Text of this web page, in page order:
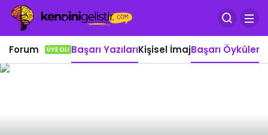
Forum ÜYE OL! Başarı YazılarıKişisel İmajBaşarı Öyküleri